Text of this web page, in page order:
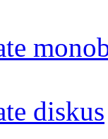
diskus